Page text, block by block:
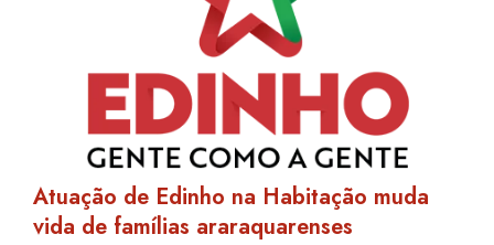
Atuação de Edinho na Habitação muda
vida de famílias araraquarenses